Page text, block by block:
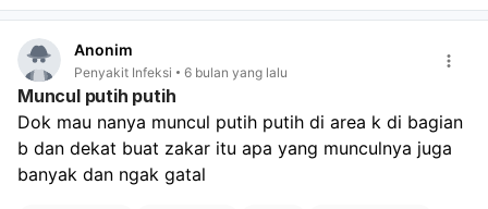
Anonim
Penyakit Infeksi 6 bulan yang lalu
Muncul putih putih
Dok mau nanya muncul putih putih di area k di bagian
b dan dekat buat zakar itu apa yang munculnya juga
banyak dan ngak gatal